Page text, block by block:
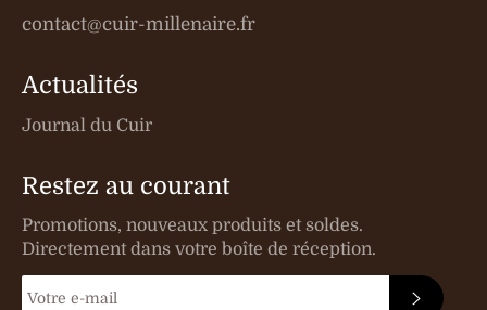
contact@cuir-millenaire.fr
Actualités
Journal du Cuir
Restez au courant
Promotions, nouveaux produits et soldes.
Directement dans votre boîte de réception.